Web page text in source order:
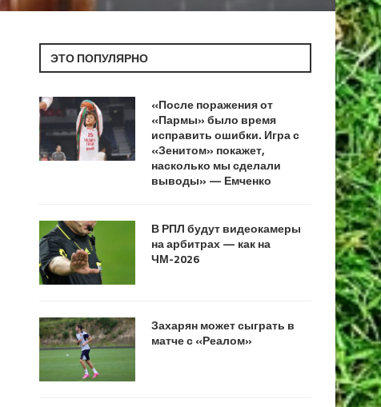
ЭТО ПОПУЛЯРНО
«После поражения от
«Пармы» было время
исправить ошибки. Игра с
«Зенитом» покажет,
насколько мы сделали
выводы» — Емченко
В РПЛ будут видеокамеры
на арбитрах — как на
ЧМ-2026
Захарян может сыграть в
матче с «Реалом»